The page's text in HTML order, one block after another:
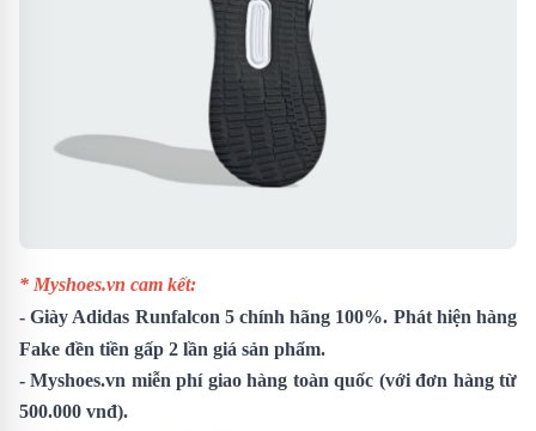
* Myshoes.vn cam kết:
-Giày Adidas Runfalcon 5chính hãng 100%. Phát hiện hàng
Fake đền tiền gấp 2 lần giá sản phẩm.
- Myshoes.vn miễn phí giao hàng toàn quốc (với đơn hàng từ
500.000 vnđ).